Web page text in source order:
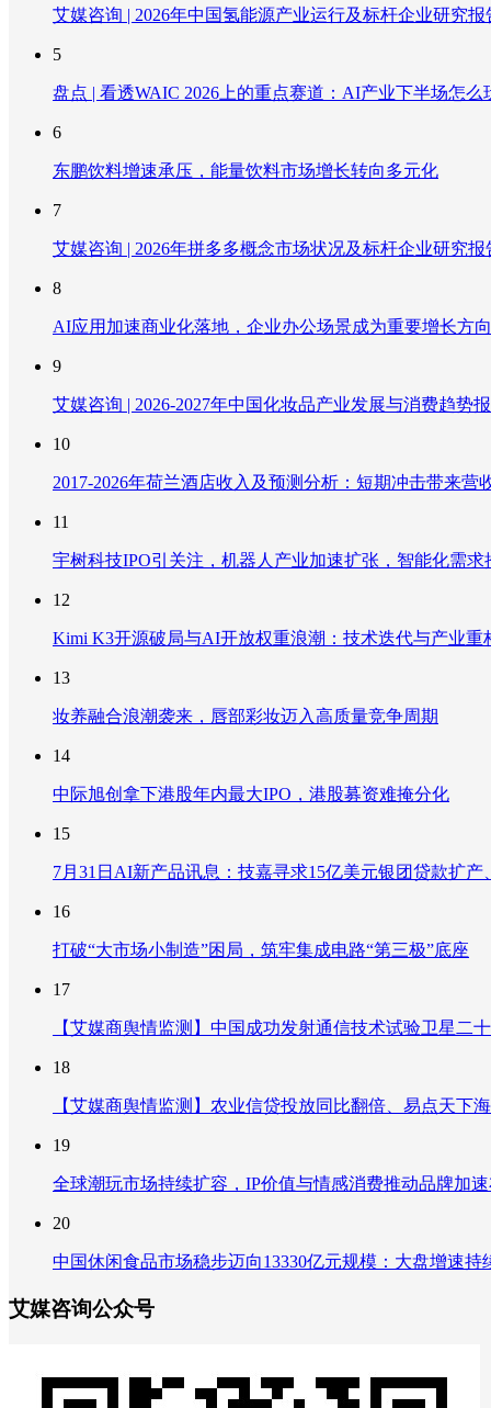
艾媒咨询 | 2026年中国氢能源产业运行及标杆企业研究报
5
盘点 | 看透WAIC 2026上的重点赛道：AI产业下半场怎么
6
东鹏饮料增速承压，能量饮料市场增长转向多元化
7
艾媒咨询 | 2026年拼多多概念市场状况及标杆企业研究报
8
AI应用加速商业化落地，企业办公场景成为重要增长方向
9
艾媒咨询 | 2026-2027年中国化妆品产业发展与消费趋势
10
2017-2026年荷兰酒店收入及预测分析：短期冲击带来
11
宇树科技IPO引关注，机器人产业加速扩张，智能化需求
12
Kimi K3开源破局与AI开放权重浪潮：技术迭代与产业重
13
妆养融合浪潮袭来，唇部彩妆迈入高质量竞争周期
14
中际旭创拿下港股年内最大IPO，港股募资难掩分化
15
7月31日AI新产品讯息：技嘉寻求15亿美元银团贷款扩
16
打破“大市场小制造”困局，筑牢集成电路“第三极”底座
17
【艾媒商舆情监测】中国成功发射通信技术试验卫星
18
【艾媒商舆情监测】农业信贷投放同比翻倍、易点天下
19
全球潮玩市场持续扩容，IP价值与情感消费推动品牌加
20
中国休闲食品市场稳步迈向13330亿元规模：大盘增速
艾媒咨询公众号